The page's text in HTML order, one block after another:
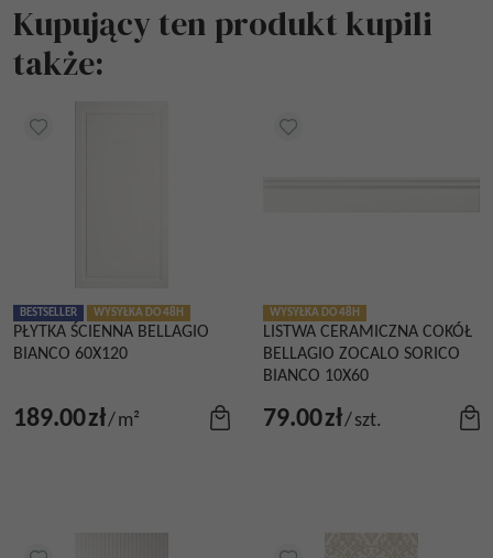
Kupujący ten produkt kupili
także:
BESTSELLER WYSYŁKA DO 48H
PŁYTKA ŚCIENNA BELLAGIO
BIANCO 60X120
189.00zł/m²
WYSYŁKA DO 48H
LISTWA CERAMICZNA COKÓŁ
BELLAGIO ZOCALO SORICO
BIANCO 10X60
79.00zł/szt.